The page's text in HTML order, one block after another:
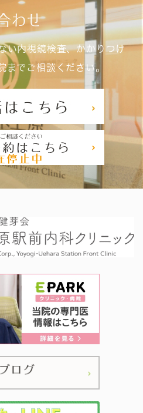
わせ
い内視鏡検査、かかりつけ
までご相談ください。